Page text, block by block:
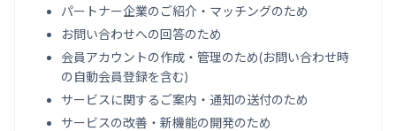
パートナー企業のご紹介・マッチングのため
お問い合わせへの回答のため
会員アカウントの作成・管理のため(お問い合わせ時
の自動会員登録を含む)
サービスに関するご案内・通知の送付のため
サービスの改善・新機能の開発のため